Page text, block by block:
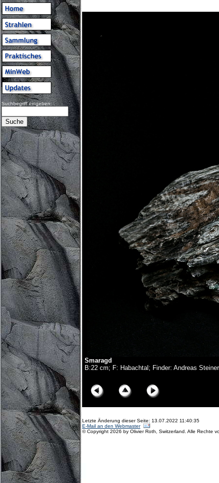
Suchbegriff eingeben:
Smaragd
B:22 cm; F: Habachtal; Finder: Andreas Steiner
Letzte Änderung dieser Seite: 13.07.2022 11:40:35
E-Mail an den Webmaster
© Copyright 2026 by Olivier Roth, Switzerland. Alle Rechte